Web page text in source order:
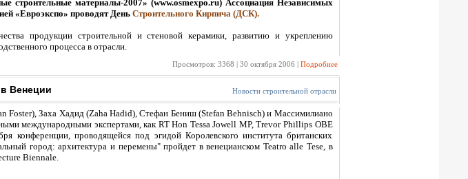
строительные материалы-2007» (www.osmexpo.ru) Ассоциация Независимых
«Евроэкспо» проводят День Строительного Кирпича (ДСК).
продукции строительной и стеновой керамики, развитию и укреплению
процесса в отрасли.
Просмотров: 3368 | 30 октября 2006 | Подробнее
Венеции Новости строительной отрасли
Foster), Заха Хадид (Zaha Hadid), Стефан Бениш (Stefan Behnisch) и Массимилиано
международными экспертами, как RT Hon Tessa Jowell MP, Trevor Phillips OBE
конференции, проводящейся под эгидой Королевского института британских
город: архитектура и перемены" пройдет в венецианском Teatro alle Tese, в
Biennale.